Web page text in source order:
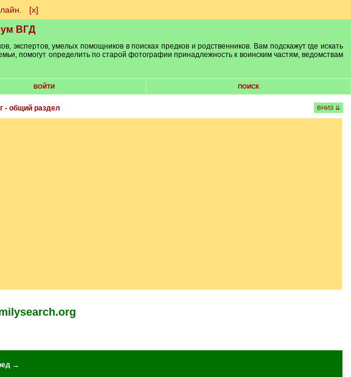
[х]
ВГД
экспертов, умелых помощников в поисках предков и родственников. Вам подскажут где искать
помогут определить по старой фотографии принадлежность к воинским частям, ведомствам
ВОЙТИ ПОИСК
- общий раздел ВНИЗ ⇊
→